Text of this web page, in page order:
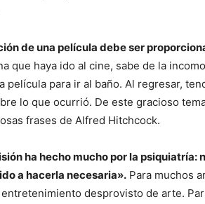
de una película debe ser
que haya ido al cine, sabe de la
película para ir al baño. Al regresar,
lo que ocurrió. De este gracioso
frases de Alfred Hitchcock.
ha hecho mucho por la psiquiatría:
a hacerla necesaria». Para muchos
desprovisto de arte.